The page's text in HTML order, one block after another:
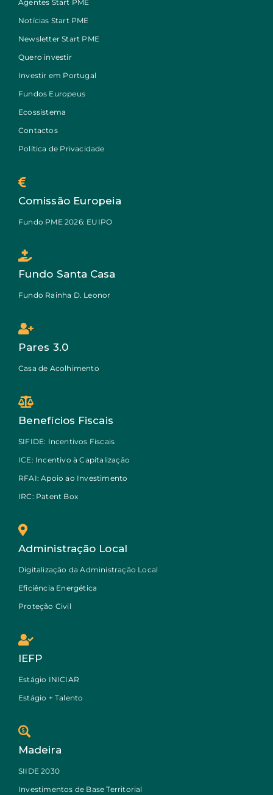
Agentes Start PME
Notícias Start PME
Newsletter Start PME
Quero investir
Investir em Portugal
Fundos Europeus
Ecossistema
Contactos
Política de Privacidade
Comissão Europeia
Fundo PME 2026: EUIPO
Fundo Santa Casa
Fundo Rainha D. Leonor
Pares 3.0
Casa de Acolhimento
Benefícios Fiscais
SIFIDE: Incentivos Fiscais
ICE: Incentivo à Capitalização
RFAI: Apoio ao Investimento
IRC: Patent Box
Administração Local
Digitalização da Administração Local
Eficiência Energética
Proteção Civil
IEFP
Estágio INICIAR
Estágio + Talento
Madeira
SIIDE 2030
Investimentos de Base Territorial